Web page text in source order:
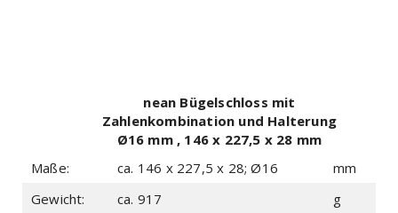
nean Bügelschloss mit
Zahlenkombination und Halterung
Ø16 mm , 146 x 227,5 x 28 mm
Maße: ca. 146 x 227,5 x 28; Ø16
mm
Gewicht:
ca. 917 g